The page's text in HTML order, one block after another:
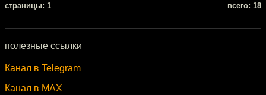
cтраницы: 1 всего: 18
полезные ссылки
Канал в Telegram
Канал в MAX